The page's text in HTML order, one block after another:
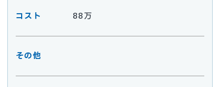
コスト 88万
その他